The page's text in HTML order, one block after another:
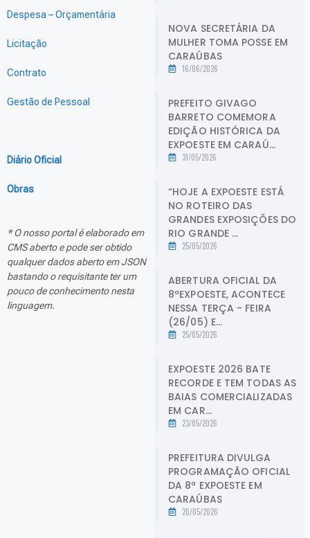
Despesa – Orçamentária
Licitação
Contrato
Gestão de Pessoal
Diário Oficial
Obras
* O nosso portal é elaborado em
CMS aberto e pode ser obtido
qualquer dados aberto em JSON
bastando o requisitante ter um
pouco de conhecimento nesta
linguagem.
NOVA SECRETÁRIA DA
MULHER TOMA POSSE EM
CARAÚBAS
16/06/2026
PREFEITO GIVAGO
BARRETO COMEMORA
EDIÇÃO HISTÓRICA DA
EXPOESTE EM CARAÚ...
31/05/2026
“HOJE A EXPOESTE ESTÁ
NO ROTEIRO DAS
GRANDES EXPOSIÇÕES DO
RIO GRANDE ...
25/05/2026
ABERTURA OFICIAL DA
8ªEXPOESTE, ACONTECE
NESSA TERÇA - FEIRA
(26/05) E...
25/05/2026
EXPOESTE 2026 BATE
RECORDE E TEM TODAS AS
BAIAS COMERCIALIZADAS
EM CAR...
23/05/2026
PREFEITURA DIVULGA
PROGRAMAÇÃO OFICIAL
DA 8ª EXPOESTE EM
CARAÚBAS
20/05/2026